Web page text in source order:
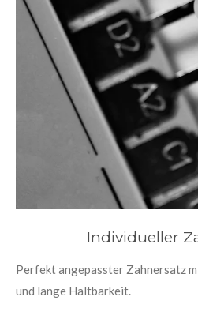
Individueller
Perfekt angepasster Zahnersatz
und lange Haltbarkeit.